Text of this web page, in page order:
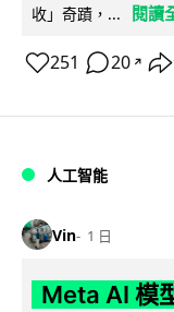
收」奇蹟，...
閱讀
251 20 ↗
人工智能
Vin 1 日
Meta AI 模